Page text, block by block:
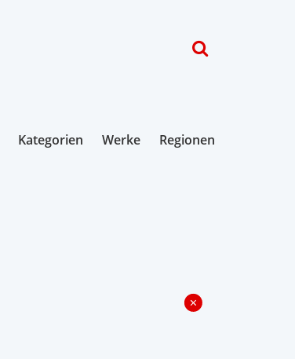
Kategorien Werke Regionen